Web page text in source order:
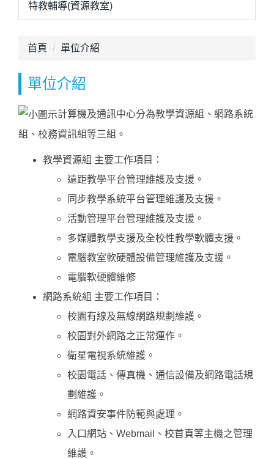
特教輔導(資源教室)
首頁 單位介紹
單位介紹
計算機及通訊中心分為教學資源組、網路系統
組、校務資訊組等三組。
教學資源組 主要工作項目：
遠距教學平台管理維護及支援。
同步教學系統平台管理維護及支援。
活動管理平台管理維護及支援。
多媒體教學支援及全校性教學軟體支援。
電腦教室軟硬體設備管理維護及支援。
電腦軟硬體維修
網路系統組 主要工作項目：
校園有線及無線網路規劃維護。
校園對外網路之正常運作。
衛星電視系統維護。
校園電話、傳真機、通信設備及網路電話規
劃維護。
網路資安事件防範與處理。
入口網站、Webmail、校首頁等主機之管理
維護。